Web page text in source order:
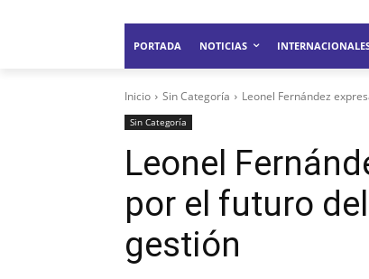
PORTADA NOTICIAS
Inicio Sin Categoría Leonel Fernández
Sin Categoría
Leonel
por el futuro
gestión